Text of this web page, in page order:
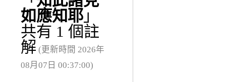
如應知耶 」
共有 1 個註
解 (更新時間 2026年
08月07日 00:37:00)